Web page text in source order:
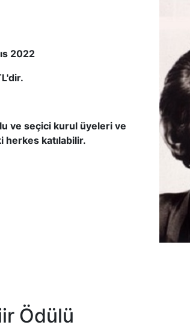
2022
ve seçici kurul üyeleri ve
herkes katılabilir.
Ödülü